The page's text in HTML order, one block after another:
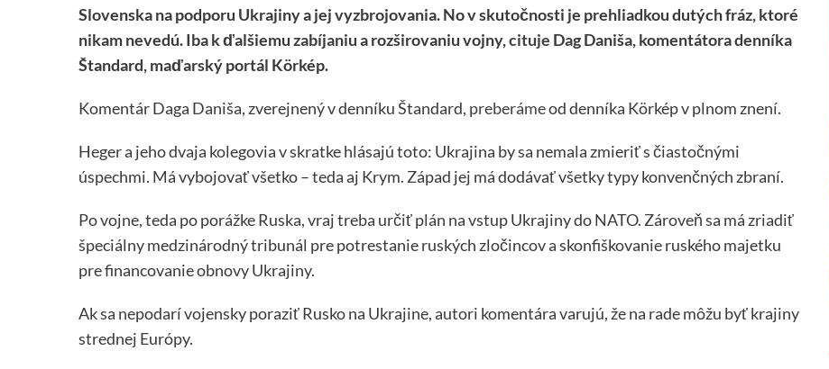
Slovenska na podporu Ukrajiny a jej vyzbrojovania. No v skutočnosti je prehliadkou dutých fráz, ktoré
nikam nevedú. Iba k ďalšiemu zabíjaniu a rozširovaniu vojny,cituje Dag Daniša, komentátora denníka
Štandard, maďarský portál Körkép.
Komentár Daga Daniša, zverejnený v denníku Štandard, preberámeod denníka Körkép v plnom znení.
Heger a jeho dvaja kolegovia v skratke hlásajú toto: Ukrajina by sa nemala zmieriť s čiastočnými
úspechmi. Má vybojovať všetko – teda aj Krym. Západ jej má dodávať všetky typy konvenčných zbraní.
Po vojne, teda po porážke Ruska, vraj treba určiť plán na vstup Ukrajiny do NATO. Zároveň sa má zriadiť
špeciálny medzinárodný tribunál pre potrestanie ruských zločincov a skonfiškovanie ruského majetku
pre financovanie obnovy Ukrajiny.
Ak sa nepodarí vojensky poraziť Rusko na Ukrajine, autori komentára varujú, že na rade môžu byť krajiny
strednej Európy.